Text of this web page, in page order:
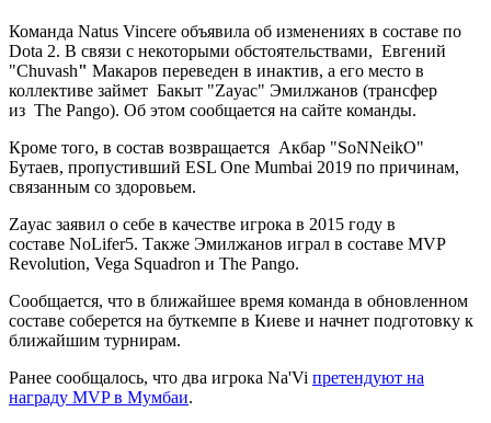
Команда Natus Vincere объявила об изменениях в составе по
Dota 2. В связи с некоторыми обстоятельствами, Евгений
"Chuvash" Макаров переведен в инактив, а его место в
коллективе займет Бакыт "Zayac" Эмилжанов (трансфер
из The Pango). Об этом сообщается на сайте команды.
Кроме того, в состав возвращается Акбар "SoNNeikO"
Бутаев, пропустивший ESL One Mumbai 2019 по причинам,
связанным со здоровьем.
Zayac заявил о себе в качестве игрока в 2015 году в
составе NoLifer5. Также Эмилжанов играл в составе MVP
Revolution, Vega Squadron и The Pango.
Сообщается, что в ближайшее время команда в обновленном
составе соберется на буткемпе в Киеве и начнет подготовку к
ближайшим турнирам.
Ранее сообщалось, что два игрока Na'Vi претендуют на
награду MVP в Мумбаи.